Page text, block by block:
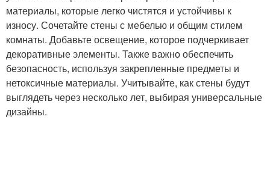
материалы, которые легко чистятся и устойчивы к
износу. Сочетайте стены с мебелью и общим стилем
комнаты. Добавьте освещение, которое подчеркивает
декоративные элементы. Также важно обеспечить
безопасность, используя закрепленные предметы и
нетоксичные материалы. Учитывайте, как стены будут
выглядеть через несколько лет, выбирая универсальные
дизайны.